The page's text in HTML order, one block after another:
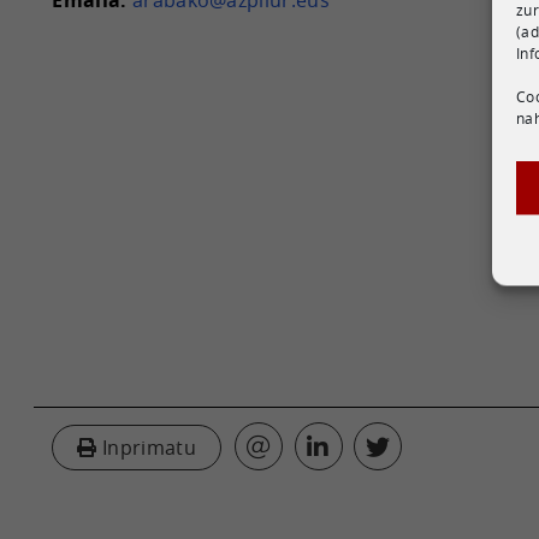
Inprimatu